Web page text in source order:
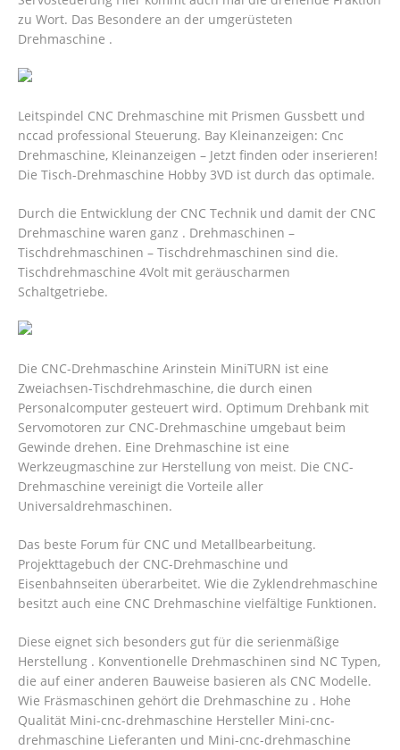
zu Wort. Das Besondere an der umgerüsteten
Drehmaschine .
Leitspindel CNC Drehmaschine mit Prismen Gussbett und
nccad professional Steuerung. Bay Kleinanzeigen: Cnc
Drehmaschine, Kleinanzeigen – Jetzt finden oder inserieren!
Die Tisch-Drehmaschine Hobby 3VD ist durch das optimale.
Durch die Entwicklung der CNC Technik und damit der CNC
Drehmaschine waren ganz . Drehmaschinen –
Tischdrehmaschinen – Tischdrehmaschinen sind die.
Tischdrehmaschine 4Volt mit geräuscharmen
Schaltgetriebe.
Die CNC-Drehmaschine Arinstein MiniTURN ist eine
Zweiachsen-Tischdrehmaschine, die durch einen
Personalcomputer gesteuert wird. Optimum Drehbank mit
Servomotoren zur CNC-Drehmaschine umgebaut beim
Gewinde drehen. Eine Drehmaschine ist eine
Werkzeugmaschine zur Herstellung von meist. Die CNC-
Drehmaschine vereinigt die Vorteile aller
Universaldrehmaschinen.
Das beste Forum für CNC und Metallbearbeitung.
Projekttagebuch der CNC-Drehmaschine und
Eisenbahnseiten überarbeitet. Wie die Zyklendrehmaschine
besitzt auch eine CNC Drehmaschine vielfältige Funktionen.
Diese eignet sich besonders gut für die serienmäßige
Herstellung . Konventionelle Drehmaschinen sind NC Typen,
die auf einer anderen Bauweise basieren als CNC Modelle.
Wie Fräsmaschinen gehört die Drehmaschine zu . Hohe
Qualität Mini-cnc-drehmaschine Hersteller Mini-cnc-
drehmaschine Lieferanten und Mini-cnc-drehmaschine